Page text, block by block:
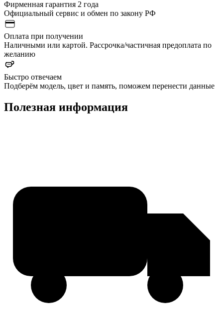
Фирменная гарантия 2 года
Официальный сервис и обмен по закону РФ
Оплата при получении
Наличными или картой. Рассрочка/частичная предоплата по
желанию
Быстро отвечаем
Подберём модель, цвет и память, поможем перенести данные
Полезная информация